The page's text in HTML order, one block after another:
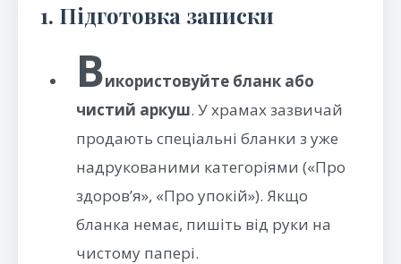
1. Підготовка записки
Використовуйте бланк або
чистий аркуш. У храмах зазвичай
продають спеціальні бланки з уже
надрукованими категоріями («Про
здоров’я», «Про упокій»). Якщо
бланка немає, пишіть від руки на
чистому папері.